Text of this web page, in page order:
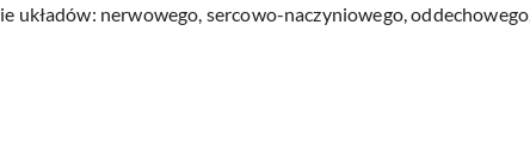
układów: nerwowego, sercowo-naczyniowego, oddechowego,